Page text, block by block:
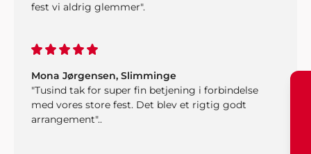
fest vi aldrig glemmer".
Mona Jørgensen, Slimminge
"Tusind tak for super fin betjening i forbindelse
med vores store fest. Det blev et rigtig godt
arrangement"..